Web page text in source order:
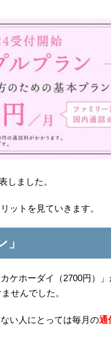
しました。
ットを見ていきます。
ケホーダイ（2700円）
せんでした。
い人にとっては毎月の通